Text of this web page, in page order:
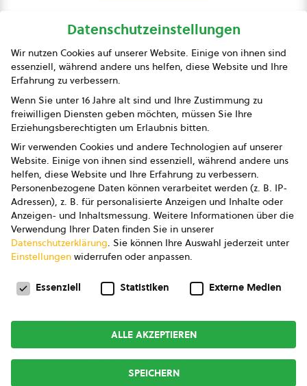
Presse
Impressum
Datenschutz
AGB
AGB Marketing GmbH
AGB Bildung
Newsletter
Copyright © 2026bio austria
Datenschutzeinstellungen
Wir nutzen Cookies auf unserer Website. Einige von ihnen sind
essenziell, während andere uns helfen, diese Website und Ihre
Erfahrung zu verbessern.
Wenn Sie unter 16 Jahre alt sind und Ihre Zustimmung zu
freiwilligen Diensten geben möchten, müssen Sie Ihre
Erziehungsberechtigten um Erlaubnis bitten.
Wir verwenden Cookies und andere Technologien auf unserer
Website. Einige von ihnen sind essenziell, während andere uns
helfen, diese Website und Ihre Erfahrung zu verbessern.
Personenbezogene Daten können verarbeitet werden (z. B. IP-
Adressen), z. B. für personalisierte Anzeigen und Inhalte oder
Anzeigen- und Inhaltsmessung. Weitere Informationen über die
Verwendung Ihrer Daten finden Sie in unserer
Datenschutzerklärung. Sie können Ihre Auswahl jederzeit unter
Einstellungen widerrufen oder anpassen.
Datenschutzeinstellungen
Essenziell Statistiken Externe Medien
ALLE AKZEPTIEREN
SPEICHERN